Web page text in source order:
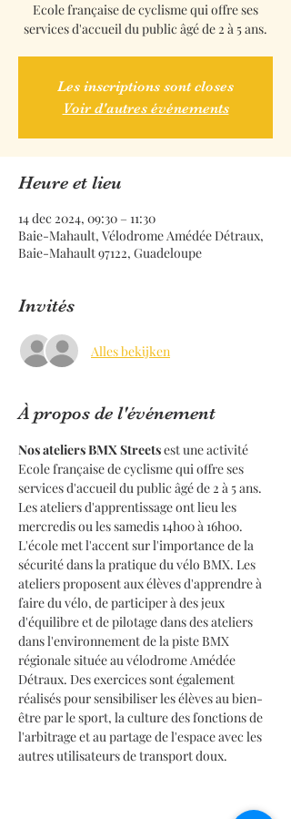
Ecole française de cyclisme qui offre ses
services d'accueil du public âgé de 2 à 5 ans.
Les inscriptions sont closes
Voir d'autres événements
Heure et lieu
14 dec 2024, 09:30 – 11:30
Baie-Mahault, Vélodrome Amédée Détraux,
Baie-Mahault 97122, Guadeloupe
Invités
Alles bekijken
À propos de l'événement
Nos ateliers BMX Streets est une activité
Ecole française de cyclisme qui offre ses
services d'accueil du public âgé de 2 à 5 ans.
Les ateliers d'apprentissage ont lieu les
mercredis ou les samedis 14h00 à 16h00.
L'école met l'accent sur l'importance de la
sécurité dans la pratique du vélo BMX. Les
ateliers proposent aux élèves d'apprendre à
faire du vélo, de participer à des jeux
d'équilibre et de pilotage dans des ateliers
dans l'environnement de la piste BMX
régionale située au vélodrome Amédée
Détraux. Des exercices sont également
réalisés pour sensibiliser les élèves au bien-
être par le sport, la culture des fonctions de
l'arbitrage et au partage de l'espace avec les
autres utilisateurs de transport doux.